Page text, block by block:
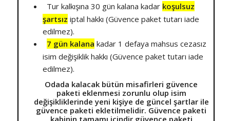
Tur kalkışına 30 gün kalana kadar koşulsuz
şartsız iptal hakkı (Güvence paket tutarı iade
edilmez).
7 gün kalana kadar 1 defaya mahsus cezasız
isim değişiklik hakkı (Güvence paket tutarı iade
edilmez).
Odada kalacak bütün misafirleri güvence
paketi eklenmesi zorunlu olup isim
değişikliklerinde yeni kişiye de güncel şartlar ile
güvence paketi ekletilmelidir. Güvence paketi
kabinin tamamı içindir güvence paketi